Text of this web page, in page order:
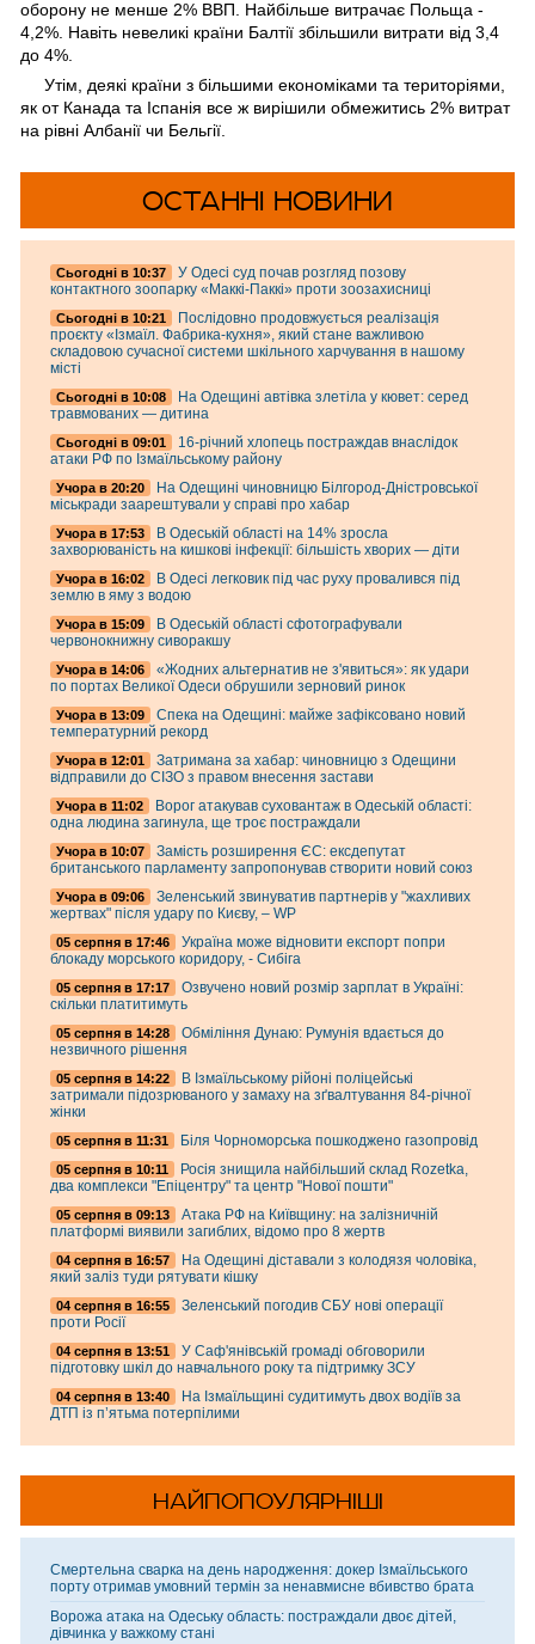
оборону не менше 2% ВВП. Найбільше витрачає Польща -
4,2%. Навіть невеликі країни Балтії збільшили витрати від 3,4
до 4%.
Утім, деякі країни з більшими економіками та територіями,
як от Канада та Іспанія все ж вирішили обмежитись 2% витрат
на рівні Албанії чи Бельгії.
ОСТАННІ НОВИНИ
Cьогодні в 10:37
У Одесі суд почав розгляд позову
контактного зоопарку «Маккі-Паккі» проти зоозахисниці
Cьогодні в 10:21
Послідовно продовжується реалізація
проєкту «Ізмаїл. Фабрика-кухня», який стане важливою
складовою сучасної системи шкільного харчування в нашому
місті
Cьогодні в 10:08
На Одещині автівка злетіла у кювет: серед
травмованих — дитина
Cьогодні в 09:01
16-річний хлопець постраждав внаслідок
атаки РФ по Ізмаїльському району
Учора в 20:20
На Одещині чиновницю Білгород-Дністровської
міськради заарештували у справі про хабар
Учора в 17:53
В Одеській області на 14% зросла
захворюваність на кишкові інфекції: більшість хворих — діти
Учора в 16:02
В Одесі легковик під час руху провалився під
землю в яму з водою
Учора в 15:09
В Одеській області сфотографували
червонокнижну сиворакшу
Учора в 14:06
«Жодних альтернатив не з'явиться»: як удари
по портах Великої Одеси обрушили зерновий ринок
Учора в 13:09
Спека на Одещині: майже зафіксовано новий
температурний рекорд
Учора в 12:01
Затримана за хабар: чиновницю з Одещини
відправили до СІЗО з правом внесення застави
Учора в 11:02
Ворог атакував суховантаж в Одеській області:
одна людина загинула, ще троє постраждали
Учора в 10:07
Замість розширення ЄС: ексдепутат
британського парламенту запропонував створити новий союз
Учора в 09:06
Зеленський звинуватив партнерів у "жахливих
жертвах" після удару по Києву, – WP
05 серпня в 17:46
Україна може відновити експорт попри
блокаду морського коридору, - Сибіга
05 серпня в 17:17
Озвучено новий розмір зарплат в Україні:
скільки платитимуть
05 серпня в 14:28
Обміління Дунаю: Румунія вдається до
незвичного рішення
05 серпня в 14:22
В Ізмаїльському рійоні поліцейські
затримали підозрюваного у замаху на зґвалтування 84-річної
жінки
05 серпня в 11:31 Біля Чорноморська пошкоджено газопровід
05 серпня в 10:11
Росія знищила найбільший склад Rozetka,
два комплекси "Епіцентру" та центр "Нової пошти"
05 серпня в 09:13
Атака РФ на Київщину: на залізничній
платформі виявили загиблих, відомо про 8 жертв
04 серпня в 16:57
На Одещині діставали з колодязя чоловіка,
який заліз туди рятувати кішку
04 серпня в 16:55
Зеленський погодив СБУ нові операції
проти Росії
04 серпня в 13:51
У Саф'янівській громаді обговорили
підготовку шкіл до навчального року та підтримку ЗСУ
04 серпня в 13:40
На Ізмаїльщині судитимуть двох водіїв за
ДТП із п’ятьма потерпілими
НАЙПОПОУЛЯРНІШІ
Смертельна сварка на день народження: докер Ізмаїльського
порту отримав умовний термін за ненавмисне вбивство брата
Ворожа атака на Одеську область: постраждали двоє дітей,
дівчинка у важкому стані